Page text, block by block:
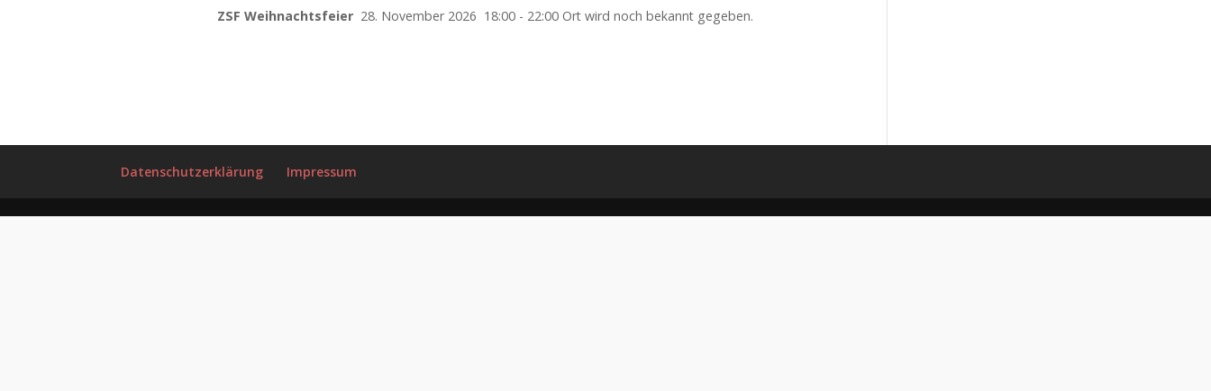
ZSF Weihnachtsfeier 28. November 2026 18:00 - 22:00 Ort wird noch bekannt gegeben.
Datenschutzerklärung Impressum